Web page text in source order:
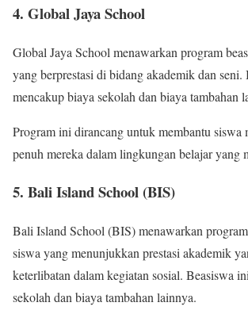
4. Global Jaya School
Global Jaya School menawarkan program
yang berprestasi di bidang akademik dan seni.
mencakup biaya sekolah dan biaya tambahan
Program ini dirancang untuk membantu siswa
penuh mereka dalam lingkungan belajar yang
5. Bali Island School (BIS)
Bali Island School (BIS) menawarkan
siswa yang menunjukkan prestasi akademik
keterlibatan dalam kegiatan sosial. Beasiswa
sekolah dan biaya tambahan lainnya.